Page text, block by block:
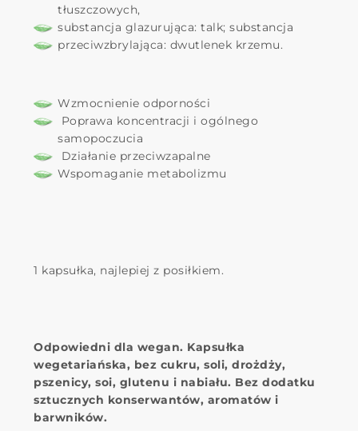
tłuszczowych,
substancja glazurująca: talk; substancja
przeciwzbrylająca: dwutlenek krzemu.
Wzmocnienie odporności
Poprawa koncentracji i ogólnego
samopoczucia
Działanie przeciwzapalne
Wspomaganie metabolizmu
1 kapsułka, najlepiej z posiłkiem.
Odpowiedni dla wegan. Kapsułka
wegetariańska, bez cukru, soli, drożdży,
pszenicy, soi, glutenu i nabiału. Bez dodatku
sztucznych konserwantów, aromatów i
barwników.